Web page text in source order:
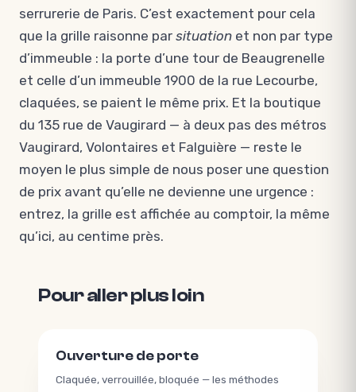
serrurerie de Paris. C’est exactement pour cela
que la grille raisonne par situation et non par type
d’immeuble : la porte d’une tour de Beaugrenelle
et celle d’un immeuble 1900 de la rue Lecourbe,
claquées, se paient le même prix. Et la boutique
du 135 rue de Vaugirard — à deux pas des métros
Vaugirard, Volontaires et Falguière — reste le
moyen le plus simple de nous poser une question
de prix avant qu’elle ne devienne une urgence :
entrez, la grille est affichée au comptoir, la même
qu’ici, au centime près.
Pour aller plus loin
Ouverture de porte
Claquée, verrouillée, bloquée — les méthodes